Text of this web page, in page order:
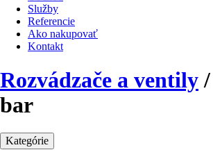
Služby
Referencie
Ako nakupovať
Kontakt
Rozvádzače a ventily/
bar
Kategórie